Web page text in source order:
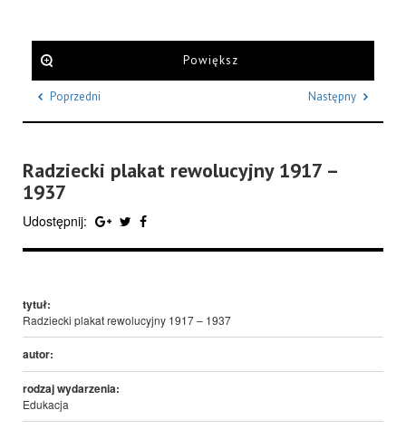
Powiększ
Poprzedni Następny
Radziecki plakat rewolucyjny 1917 –
1937
Udostępnij:
tytuł:
Radziecki plakat rewolucyjny 1917 – 1937
autor:
rodzaj wydarzenia:
Edukacja